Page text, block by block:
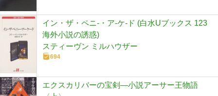
イン・ザ・ペニ-・ア-ケ-ド (白水Uブックス 123
海外小説の誘惑)
スティーヴン ミルハウザー
694
エクスカリバーの宝剣―小説アーサー王物語